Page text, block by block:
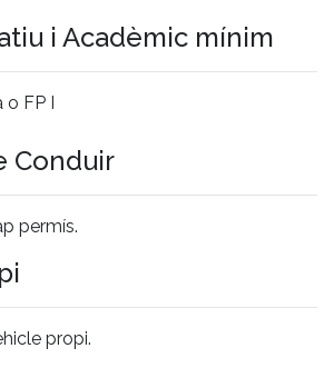
i Acadèmic mínim
o FP I
Conduir
permís.
propi.